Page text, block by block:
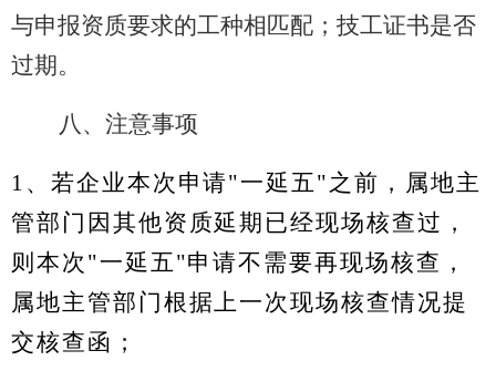
与申报资质要求的工种相匹配；技工证书是否
过期。
八、注意事项
1、若企业本次申请"一延五"之前，属地主
管部门因其他资质延期已经现场核查过，
则本次"一延五"申请不需要再现场核查，
属地主管部门根据上一次现场核查情况提
交核查函；